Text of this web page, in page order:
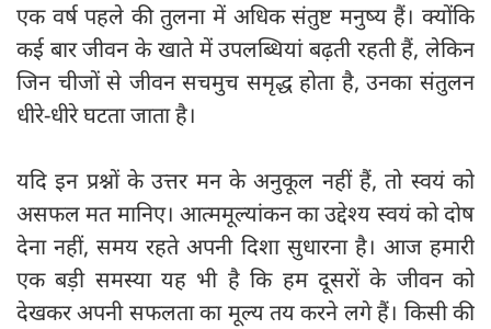
एक वर्ष पहले की तुलना में अधिक संतुष्ट मनुष्य हैं। क्योंकि
कई बार जीवन के खाते में उपलब्धियां बढ़ती रहती हैं, लेकिन
जिन चीजों से जीवन सचमुच समृद्ध होता है, उनका संतुलन
धीरे-धीरे घटता जाता है।
यदि इन प्रश्नों के उत्तर मन के अनुकूल नहीं हैं, तो स्वयं को
असफल मत मानिए। आत्ममूल्यांकन का उद्देश्य स्वयं को दोष
देना नहीं, समय रहते अपनी दिशा सुधारना है। आज हमारी
एक बड़ी समस्या यह भी है कि हम दूसरों के जीवन को
देखकर अपनी सफलता का मूल्य तय करने लगे हैं। किसी की